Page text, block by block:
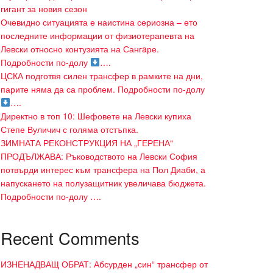
гигант за новия сезон
Очевидно ситуацията е наистина сериозна – ето
последните информации от физиотерапевта на
Левски относно контузията на Сангaре.
Подробности по-долу
….
ЦСКА подготвя силен трансфер в рамките на дни,
парите няма да са проблем. Подробности по-долу
….
Директно в топ 10: Шефовете на Левски купиха
Степе Вуличич с голяма отстъпка.
ЗИМНАТА РЕКОНСТРУКЦИЯ НА „ГЕРЕНА“
ПРОДЪЛЖАВА: Ръководството на Левски София
потвърди интерес към трансфера на Пол Диаби, а
напускането на полузащитник увеличава бюджета.
Подробности по-долу ….
Recent Comments
ИЗНЕНАДВАЩ ОБРАТ: Абсурден „син“ трансфер от